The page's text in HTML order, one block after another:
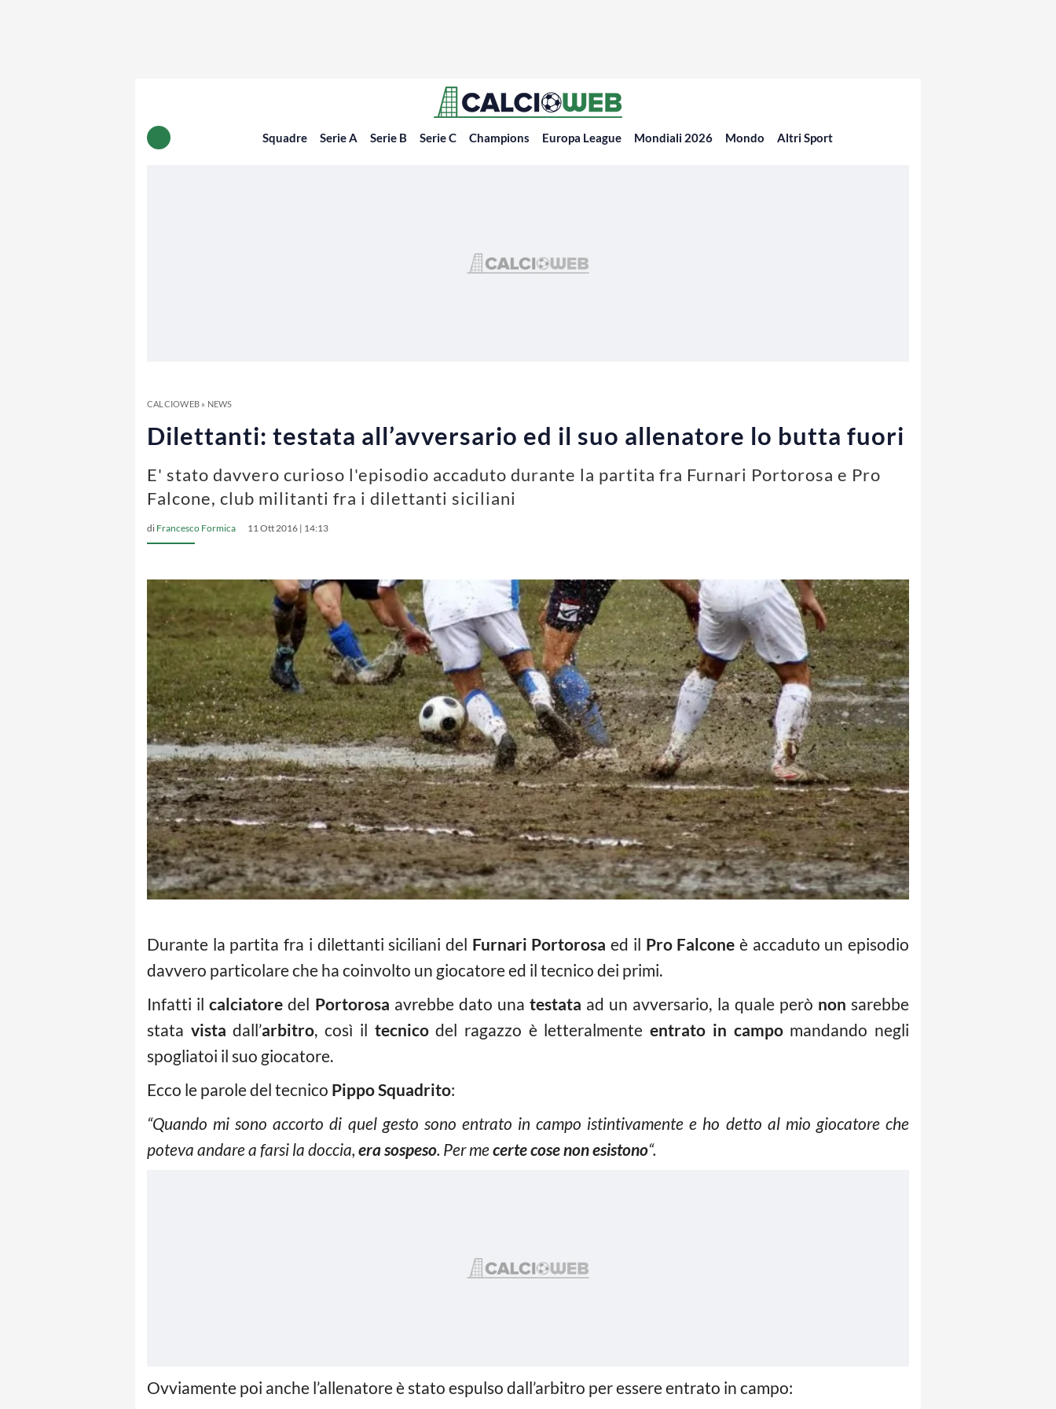
Squadre Serie A Serie B Serie C Champions Europa League Mondiali 2026 Mondo Altri Sport
CALCIOWEB» NEWS
Dilettanti: testata all’avversario ed il suo allenatore lo butta fuori
E' stato davvero curioso l'episodio accaduto durante la partita fra Furnari Portorosa e Pro
Falcone, club militanti fra i dilettanti siciliani
di Francesco Formica 11 Ott 2016 | 14:13
Durante la partita fra i dilettanti siciliani del Furnari Portorosa ed il Pro Falcone è accaduto un episodio
davvero particolare che ha coinvolto un giocatore ed il tecnico dei primi.
Infatti ilcalciatore del Portorosa avrebbe dato una testata ad un avversario, la quale però non sarebbe
stata vista dall’arbitro, così il tecnicodel ragazzo è letteralmenteentrato in campomandando negli
spogliatoi il suo giocatore.
Ecco le parole del tecnico Pippo Squadrito:
“Quando mi sono accorto di quel gesto sono entrato in campo istintivamente e ho detto al mio giocatore che
poteva andare a farsi la doccia, era sospeso. Per mecerte cose non esistono“.
Ovviamente poi anche l’allenatore è stato espulso dall’arbitro per essere entrato in campo: